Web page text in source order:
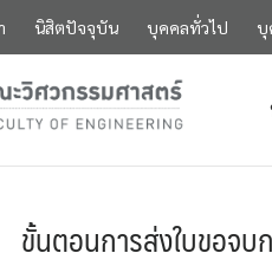
นิสิตปัจจุบัน บุคคลทั่วไป บุ
ขั้นตอนการส่งใบขอจบ